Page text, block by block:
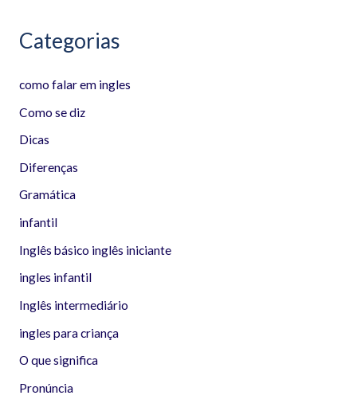
Categorias
como falar em ingles
Como se diz
Dicas
Diferenças
Gramática
infantil
Inglês básico inglês iniciante
ingles infantil
Inglês intermediário
ingles para criança
O que significa
Pronúncia